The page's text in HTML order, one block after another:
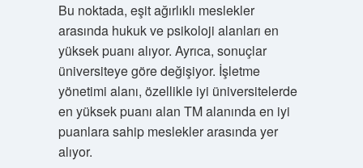
Bu noktada, eşit ağırlıklı meslekler
arasında hukuk ve psikoloji alanları en
yüksek puanı alıyor. Ayrıca, sonuçlar
üniversiteye göre değişiyor. İşletme
yönetimi alanı, özellikle iyi üniversitelerde
en yüksek puanı alan TM alanında en iyi
puanlara sahip meslekler arasında yer
alıyor.